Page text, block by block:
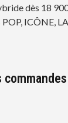
dès 18
ICÔNE,